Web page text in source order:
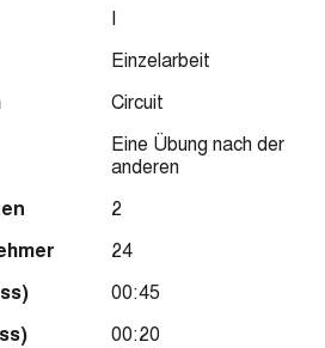
I
Einzelarbeit
Circuit
Eine Übung nach der
anderen
2
24
00:45
00:20